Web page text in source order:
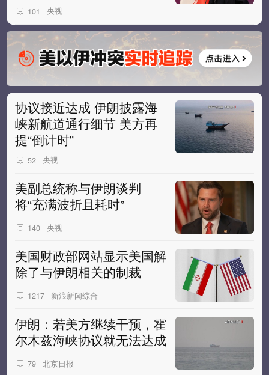
101 央视
协议接近达成 伊朗披露海
峡新航道通行细节 美方再
提“倒计时”
52 央视
美副总统称与伊朗谈判
将“充满波折且耗时”
140 央视
美国财政部网站显示美国解
除了与伊朗相关的制裁
1217 新浪新闻综合
伊朗：若美方继续干预，霍
尔木兹海峡协议就无法达成
79 北京日报